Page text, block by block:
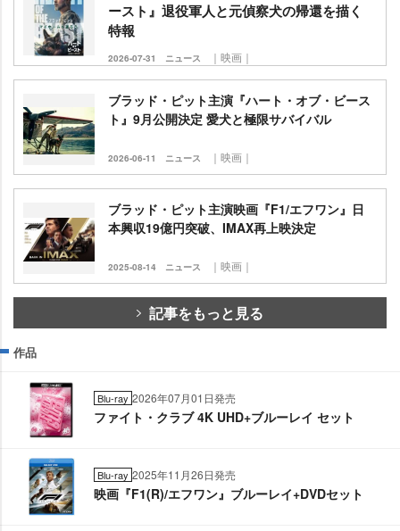
ースト』退役軍人と元偵察犬の帰還を描く
特報
2026-07-31 ニュース ｜映画｜
ブラッド・ピット主演『ハート・オブ・ビース
ト』9月公開決定 愛犬と極限サバイバル
2026-06-11 ニュース ｜映画｜
ブラッド・ピット主演映画『F1/エフワン』日
本興収19億円突破、IMAX再上映決定
2025-08-14 ニュース ｜映画｜
記事をもっと見る
作品
Blu-ray 2026年07月01日発売
ファイト・クラブ 4K UHD+ブルーレイ セット
Blu-ray 2025年11月26日発売
映画『F1(R)/エフワン』ブルーレイ+DVDセット